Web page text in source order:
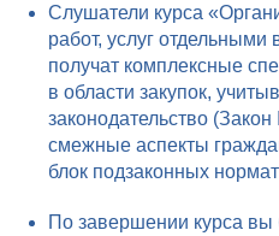
Слушатели курса
работ, услуг
получат комплексные
в области закупок,
законодательство
смежные аспекты
блок подзаконных
По завершении курса вы